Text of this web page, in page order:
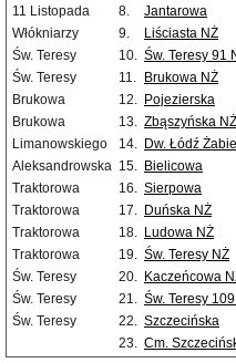
11 Listopada
8. Jantarowa
Włókniarzy
9. Liściasta NŻ
Św. Teresy
10. Św. Teresy 91
Św. Teresy
11.
Brukowa NŻ
Brukowa
12. Pojezierska
Brukowa
13. Zbąszyńska NŻ
Limanowskiego
14. Dw. Łódź
Aleksandrowska 15. Bielicowa
Traktorowa
16. Sierpowa
Traktorowa
17. Duńska NŻ
Traktorowa
18. Ludowa NŻ
Traktorowa
19. Św. Teresy NŻ
Św. Teresy
20. Kaczeńcowa
Św. Teresy
21. Św. Teresy
Św. Teresy
22. Szczecińska
23. Cm.